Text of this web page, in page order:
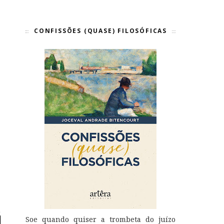
CONFISSÕES (QUASE) FILOSÓFICAS
Soe quando quiser a trombeta do juízo